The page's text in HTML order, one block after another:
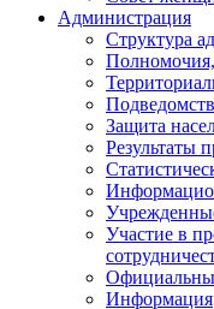
Администрация
Структура
Защита
Результаты
Участие в
Информация